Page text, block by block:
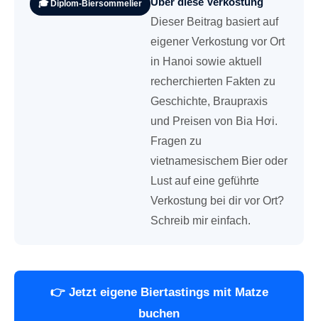
🎓 Diplom-Biersommelier
Dieser Beitrag basiert auf
eigener Verkostung vor Ort
in Hanoi sowie aktuell
recherchierten Fakten zu
Geschichte, Braupraxis
und Preisen von Bia Hơi.
Fragen zu
vietnamesischem Bier oder
Lust auf eine geführte
Verkostung bei dir vor Ort?
Schreib mir einfach.
👉 Jetzt eigene Biertastings mit Matze
buchen